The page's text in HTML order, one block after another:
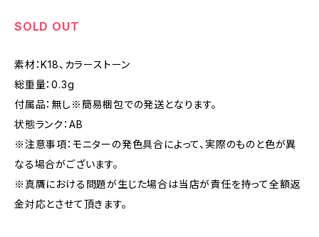
SOLD OUT
素材：K18、カラーストーン
総重量：0.3g
付属品：無し※簡易梱包での発送となります。
状態ランク：AB
※注意事項：モニターの発色具合によって、実際のものと色が異
なる場合がございます。
※真贋における問題が生じた場合は当店が責任を持って全額返
金対応とさせて頂きます。